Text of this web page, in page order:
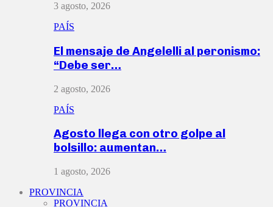
3 agosto, 2026
PAÍS
El mensaje de Angelelli al peronismo:
“Debe ser…
2 agosto, 2026
PAÍS
Agosto llega con otro golpe al
bolsillo: aumentan…
1 agosto, 2026
PROVINCIA
PROVINCIA